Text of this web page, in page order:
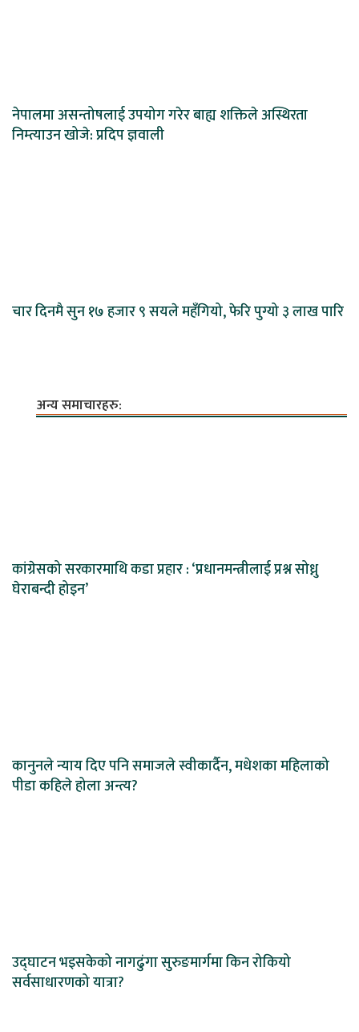
नेपालमा असन्तोषलाई उपयोग गरेर बाह्य शक्तिले अस्थिरता
निम्त्याउन खोजे: प्रदिप ज्ञवाली
चार दिनमै सुन १७ हजार ९ सयले महँगियो, फेरि पुग्यो ३ लाख पारि
अन्य समाचारहरु:
कांग्रेसको सरकारमाथि कडा प्रहार : ‘प्रधानमन्त्रीलाई प्रश्न सोध्नु
घेराबन्दी होइन’
कानुनले न्याय दिए पनि समाजले स्वीकार्दैन, मधेशका महिलाको
पीडा कहिले होला अन्त्य?
उद्घाटन भइसकेको नागढुंगा सुरुङमार्गमा किन रोकियो
सर्वसाधारणको यात्रा?